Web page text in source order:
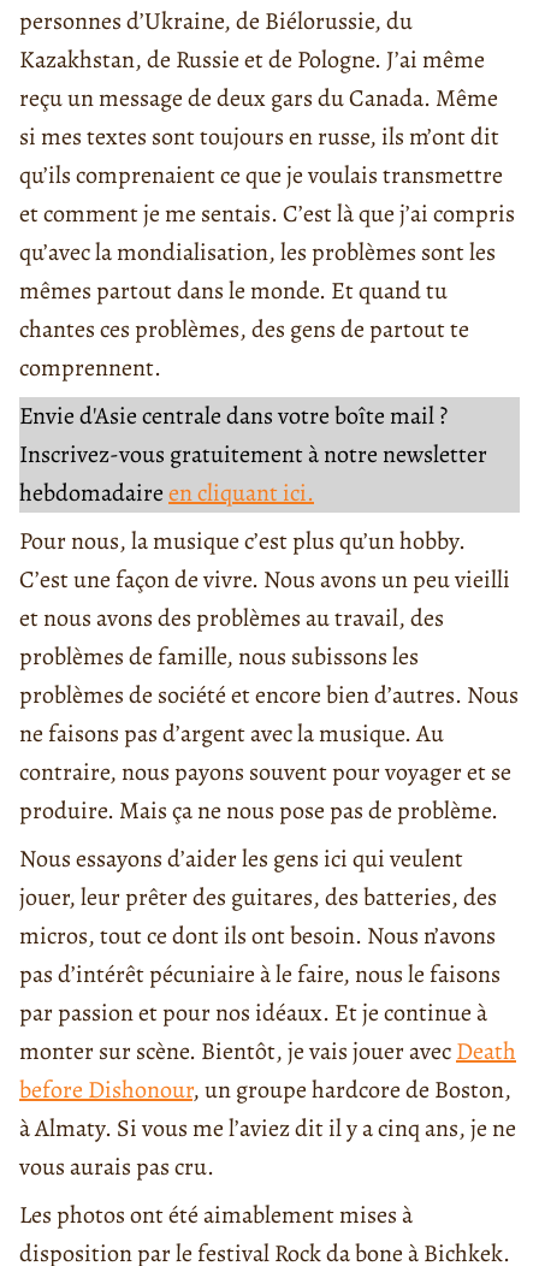
personnes d’Ukraine, de Biélorussie, du
Kazakhstan, de Russie et de Pologne. J’ai même
reçu un message de deux gars du Canada. Même
si mes textes sont toujours en russe, ils m’ont dit
qu’ils comprenaient ce que je voulais transmettre
et comment je me sentais. C’est là que j’ai compris
qu’avec la mondialisation, les problèmes sont les
mêmes partout dans le monde. Et quand tu
chantes ces problèmes, des gens de partout te
comprennent.
Envie d'Asie centrale dans votre boîte mail ?
Inscrivez-vous gratuitement à notre newsletter
hebdomadaireen cliquant ici.
Pour nous, la musique c’est plus qu’un hobby.
C’est une façon de vivre. Nous avons un peu vieilli
et nous avons des problèmes au travail, des
problèmes de famille, nous subissons les
problèmes de société et encore bien d’autres. Nous
ne faisons pas d’argent avec la musique. Au
contraire, nous payons souvent pour voyager et se
produire. Mais ça ne nous pose pas de problème.
Nous essayons d’aider les gens ici qui veulent
jouer, leur prêter des guitares, des batteries, des
micros, tout ce dont ils ont besoin. Nous n’avons
pas d’intérêt pécuniaire à le faire, nous le faisons
par passion et pour nos idéaux. Et je continue à
monter sur scène. Bientôt, je vais jouer avecDeath
before Dishonour, un groupe hardcore de Boston,
à Almaty. Si vous me l’aviez dit il y a cinq ans, je ne
vous aurais pas cru.
Les photos ont été aimablement mises à
disposition par le festival Rock da bone à Bichkek.